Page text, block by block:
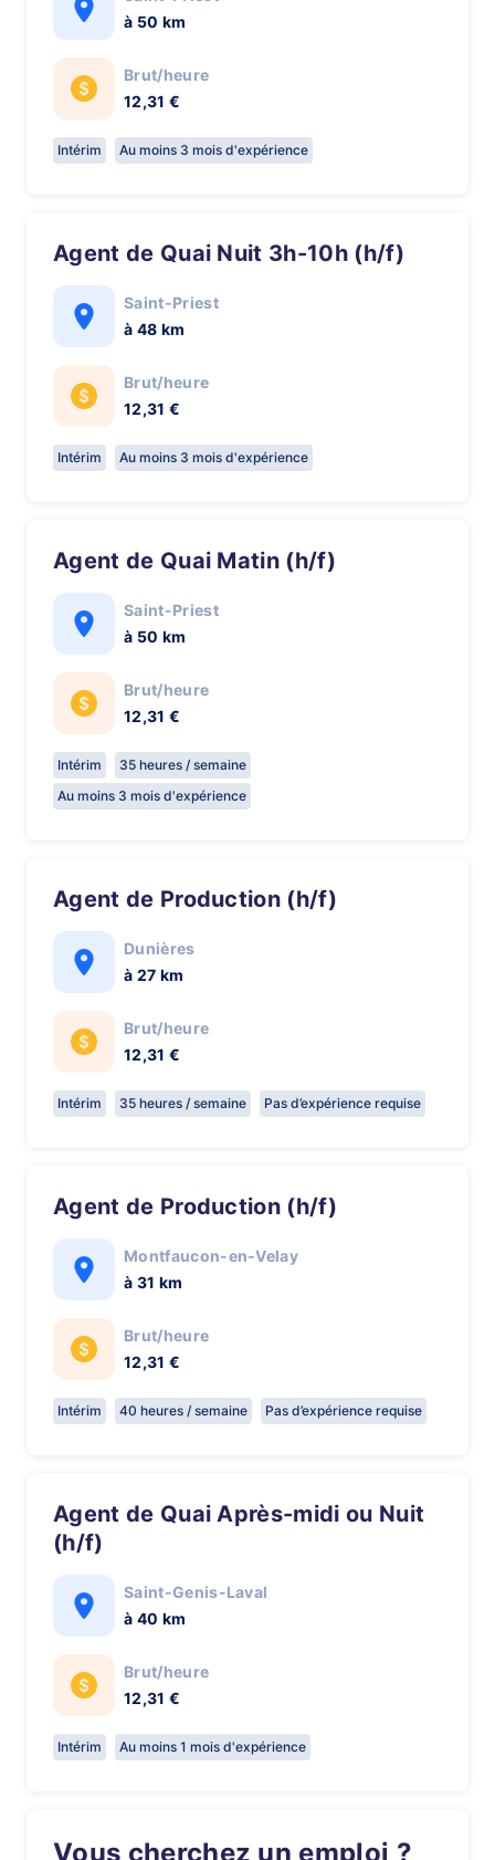
à 50 km
Brut/heure
12,31 €
Intérim Au moins 3 mois d'expérience
Agent de Quai Nuit 3h-10h (h/f)
Saint-Priest
à 48 km
Brut/heure
12,31 €
Intérim Au moins 3 mois d'expérience
Agent de Quai Matin (h/f)
Saint-Priest
à 50 km
Brut/heure
12,31 €
Intérim
35 heures / semaine
Au moins 3 mois d'expérience
Agent de Production (h/f)
Dunières
à 27 km
Brut/heure
12,31 €
Intérim 35 heures / semaine Pas d’expérience requise
Agent de Production (h/f)
Montfaucon-en-Velay
à 31 km
Brut/heure
12,31 €
Intérim 40 heures / semaine Pas d’expérience requise
Agent de Quai Après-midi ou Nuit
(h/f)
Saint-Genis-Laval
à 40 km
Brut/heure
12,31 €
Intérim Au moins 1 mois d'expérience
Vous cherchez un emploi ?